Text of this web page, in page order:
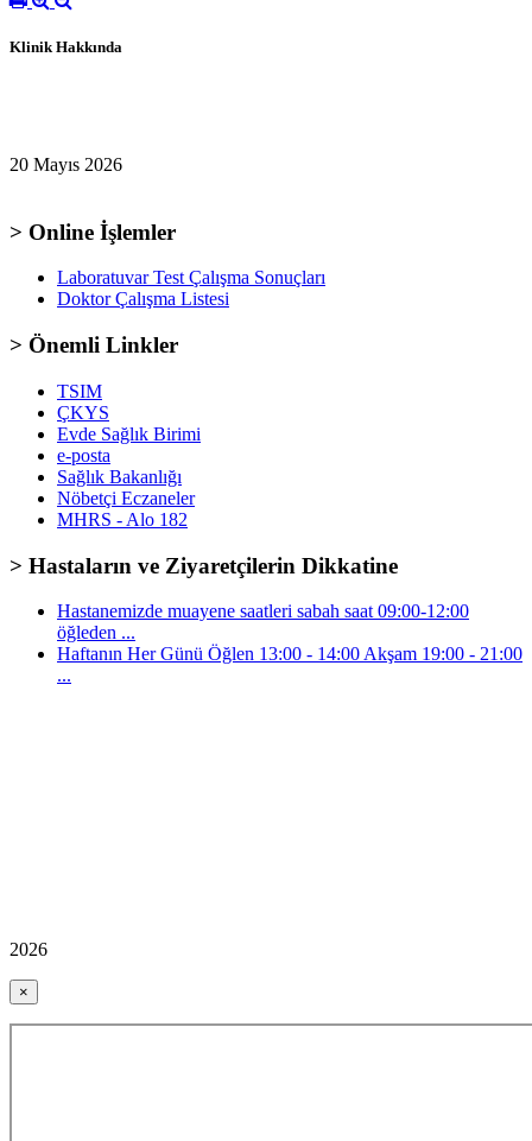
Klinik Hakkında
20 Mayıs 2026
> Online İşlemler
Laboratuvar Test Çalışma Sonuçları
Doktor Çalışma Listesi
> Önemli Linkler
TSIM
ÇKYS
Evde Sağlık Birimi
e-posta
Sağlık Bakanlığı
Nöbetçi Eczaneler
MHRS - Alo 182
> Hastaların ve Ziyaretçilerin Dikkatine
Hastanemizde muayene saatleri sabah saat 09:00-12:00
öğleden ...
Haftanın Her Günü Öğlen 13:00 - 14:00 Akşam 19:00 - 21:00
...
2026
×